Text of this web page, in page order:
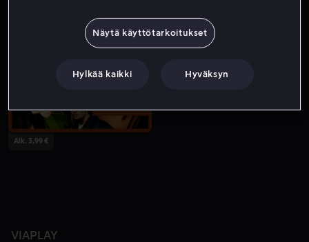
Alk. 3,99 €
VIAPLAY
Näytä käyttötarkoitukset
Hylkää kaikki Hyväksyn